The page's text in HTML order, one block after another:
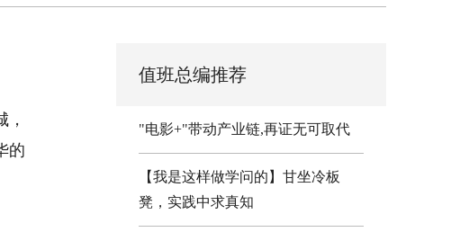
的
值班总编推荐
"电影+"带动产业链,再证无可取代
【我是这样做学问的】甘坐冷板
凳，实践中求真知